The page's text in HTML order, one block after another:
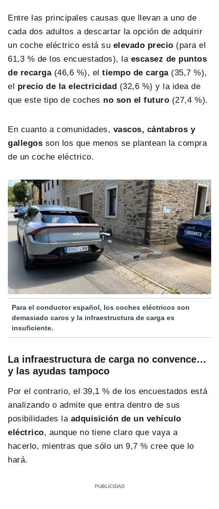
Entre las principales causas que llevan a uno de
cada dos adultos a descartar la opción de adquirir
un coche eléctrico está su elevado precio (para el
61,3 % de los encuestados), la escasez de puntos
de recarga(46,6 %), eltiempo de carga(35,7 %),
el precio de la electricidad (32,6 %) y la idea de
que este tipo de coches no son el futuro (27,4 %).
En cuanto a comunidades, vascos, cántabros y
gallegos son los que menos se plantean la compra
de un coche eléctrico.
Para el conductor español, los coches eléctricos son
demasiado caros y la infraestructura de carga es
insuficiente.
La infraestructura de carga no convence…
y las ayudas tampoco
Por el contrario, el 39,1 % de los encuestados está
analizando o admite que entra dentro de sus
posibilidades la adquisición de un vehículo
eléctrico, aunque no tiene claro que vaya a
hacerlo, mientras que sólo un 9,7 % cree que lo
hará.